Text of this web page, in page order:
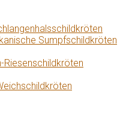
Sumpfschildkröten
Riesenschildkröten